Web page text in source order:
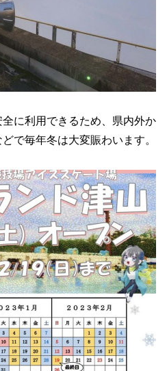
に利用できるため、県内外か
で毎年冬は大変賑わいます。